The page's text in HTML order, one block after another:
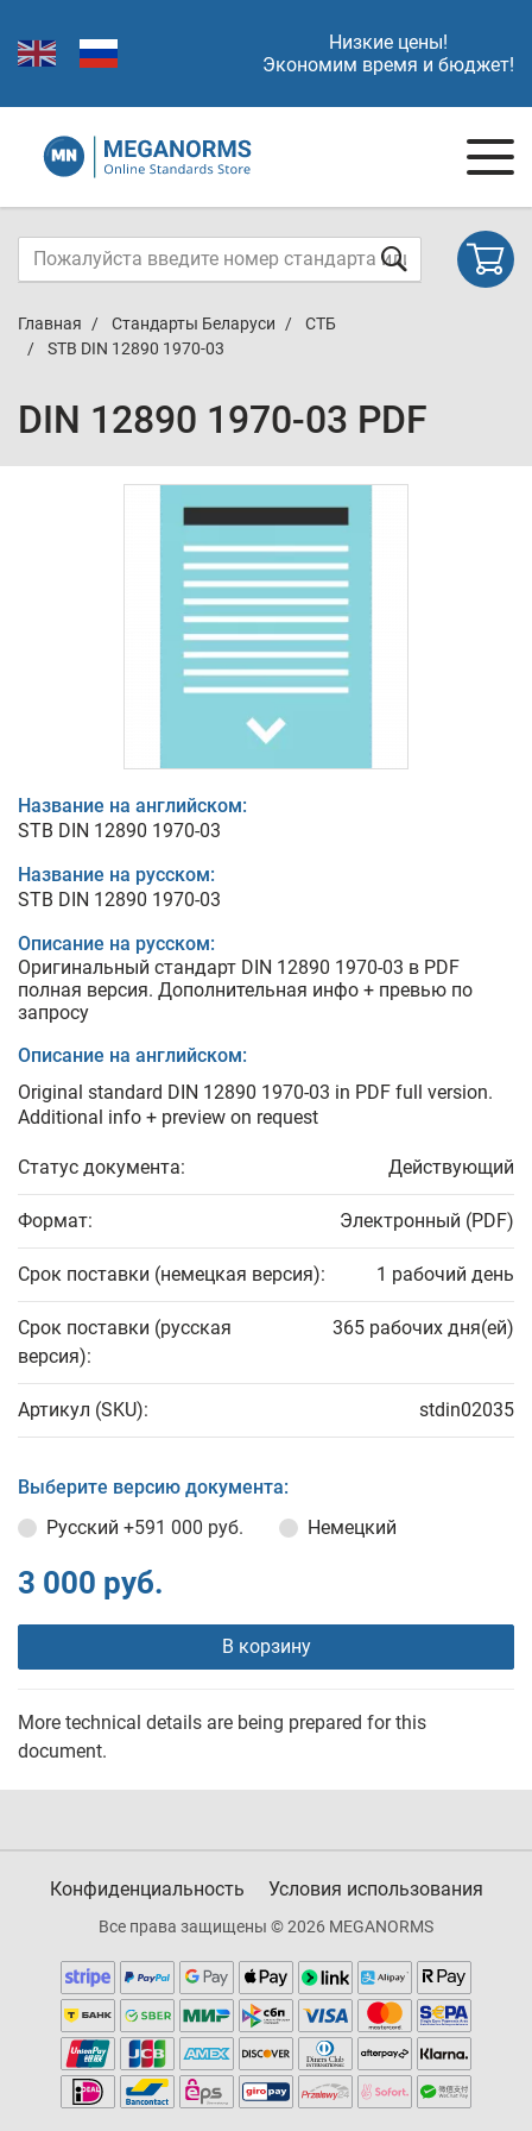
Низкие цены!
Экономим время и бюджет!
Главная Стандарты Беларуси
СТБ
STB DIN 12890 1970-03
DIN 12890 1970-03 PDF
Название на английском:
STB DIN 12890 1970-03
Название на русском:
STB DIN 12890 1970-03
Описание на русском:
Оригинальный стандарт DIN 12890 1970-03 в PDF
полная версия. Дополнительная инфо + превью по
запросу
Описание на английском:
Original standard DIN 12890 1970-03 in PDF full version.
Additional info + preview on request
Статус документа: Действующий
Формат: Электронный (PDF)
Срок поставки (немецкая версия): 1 рабочий день
Срок поставки (русская
версия):
365 рабочих дня(ей)
Артикул (SKU): stdin02035
Выберите версию документа:
Русский +591 000 руб. Немецкий
3 000 руб.
В корзину
More technical details are being prepared for this
document.
Конфиденциальность Условия использования
Все права защищены © 2026 MEGANORMS